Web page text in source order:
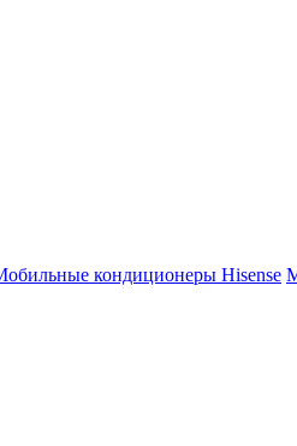
кондиционеры Hisense